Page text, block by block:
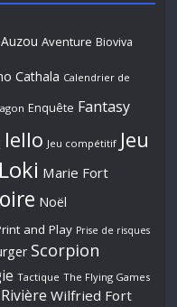
Auzou Aventure Bioviva
Cathala Calendrier de
Enquête Fantasy
Iello Jeu compétitif Jeu
Loki Marie Fort
Noël
and Play Prise de risques
Scorpion
Tactique The Flying Games
Wilfried Fort